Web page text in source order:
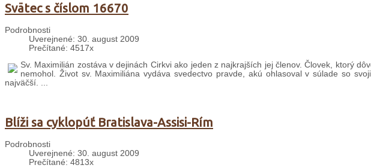
Svätec s číslom 16670
Podrobnosti
Uverejnené: 30. august 2009
Prečítané: 4517x
Sv. Maximilián zostáva v dejinách Cirkvi ako jeden z najkrajších jej členov. Človek, ktorý
nemohol. Život sv. Maximiliána vydáva svedectvo pravde, akú ohlasoval v súlade so
najväčší. ...
Blíži sa cyklopúť Bratislava-Assisi-Rím
Podrobnosti
Uverejnené: 30. august 2009
Prečítané: 4813x